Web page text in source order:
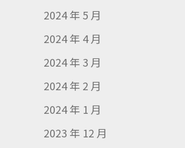
2024 年 5 月
2024 年 4 月
2024 年 3 月
2024 年 2 月
2024 年 1 月
2023 年 12 月